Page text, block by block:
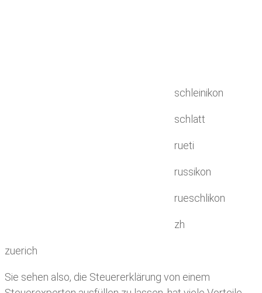
schleinikon
schlatt
rueti
russikon
rueschlikon
zh
zuerich
Sie sehen also, die Steuererklärung von einem